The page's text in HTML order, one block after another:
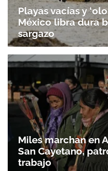
Playas vacías y
México libra dura
sargazo
Miles marchan en
San Cayetano,
trabajo